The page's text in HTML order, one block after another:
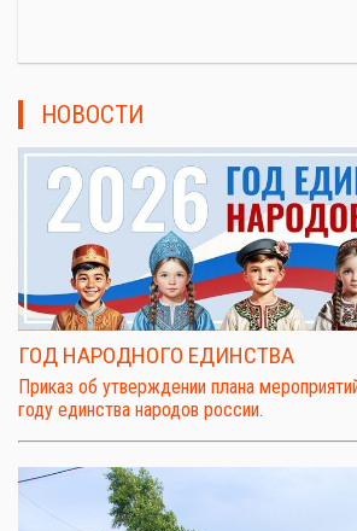
НОВОСТИ
ГОД НАРОДНОГО ЕДИНСТВА
Приказ об утверждении плана
году единства народов россии.